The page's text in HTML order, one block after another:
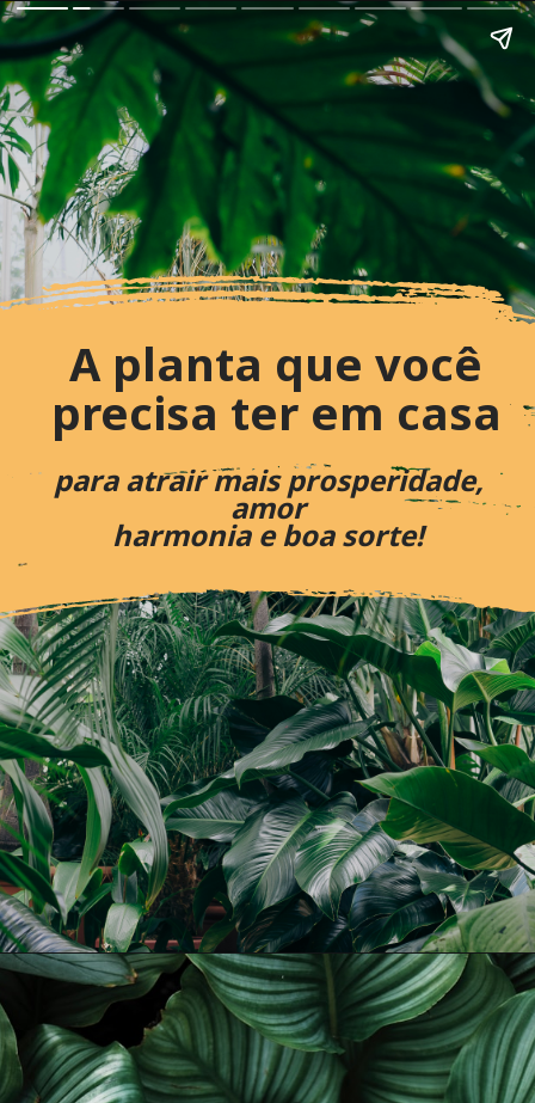
A planta que você
precisa ter em casa
para atrair mais prosperidade,
amor
harmonia e boa sorte!